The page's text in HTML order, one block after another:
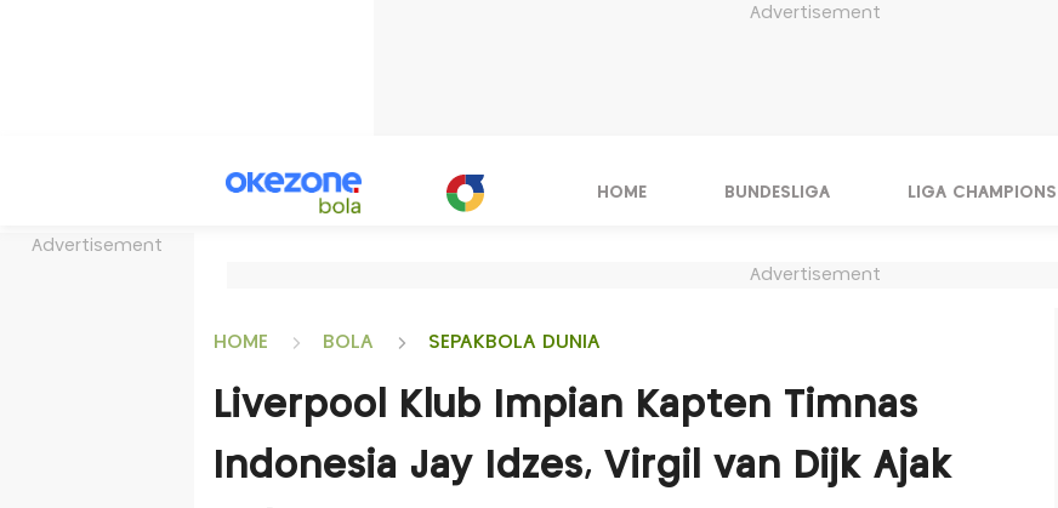
Advertisement
Advertisement
HOME BUNDESLIGA LIGA CHAMPIONS
Advertisement
HOME BOLA SEPAKBOLA DUNIA
Liverpool Klub Impian Kapten Timnas
Indonesia Jay Idzes, Virgil van Dijk Ajak